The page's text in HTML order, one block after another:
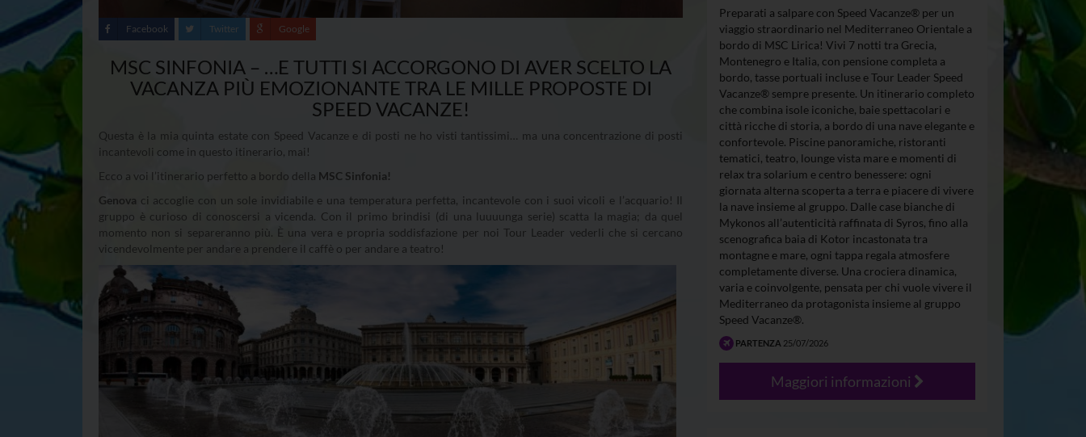
Facebook Twitter Google
MSC SINFONIA – …E TUTTI SI ACCORGONO DI AVER SCELTO LA
VACANZA PIÙ EMOZIONANTE TRA LE MILLE PROPOSTE DI
SPEED VACANZE!
Questa è la mia quinta estate con Speed Vacanze e di posti ne ho visti tantissimi… ma una concentrazione di posti
incantevoli come in questo itinerario, mai!
Ecco a voi l’itinerario perfetto a bordo della MSC Sinfonia!
Genova ci accoglie con un sole invidiabile e una temperatura perfetta, incantevole con i suoi vicoli e l’acquario! Il
gruppo è curioso di conoscersi a vicenda. Con il primo brindisi (di una luuuunga serie) scatta la magia; da quel
momento non si separeranno più. È una vera e propria soddisfazione per noi Tour Leader vederli che si cercano
vicendevolmente per andare a prendere il caffè o per andare a teatro!
Preparati a salpare con Speed Vacanze® per un
viaggio straordinario nel Mediterraneo Orientale a
bordo di MSC Lirica! Vivi 7 notti tra Grecia,
Montenegro e Italia, con pensione completa a
bordo, tasse portuali incluse e Tour Leader Speed
Vacanze® sempre presente. Un itinerario completo
che combina isole iconiche, baie spettacolari e
città ricche di storia, a bordo di una nave elegante e
confortevole. Piscine panoramiche, ristoranti
tematici, teatro, lounge vista mare e momenti di
relax tra solarium e centro benessere: ogni
giornata alterna scoperta a terra e piacere di vivere
la nave insieme al gruppo. Dalle case bianche di
Mykonos all’autenticità raffinata di Syros, fino alla
scenografica baia di Kotor incastonata tra
montagne e mare, ogni tappa regala atmosfere
completamente diverse. Una crociera dinamica,
varia e coinvolgente, pensata per chi vuole vivere il
Mediterraneo da protagonista insieme al gruppo
Speed Vacanze®.
PARTENZA 25/07/2026
Maggiori informazioni